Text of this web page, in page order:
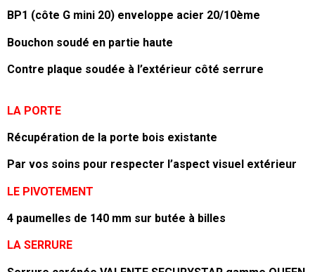
BP1 (côte G mini 20) enveloppe acier 20/10ème
Bouchon soudé en partie haute
Contre plaque soudée à l’extérieur côté serrure
LA PORTE
Récupération de la porte bois existante
Par vos soins pour respecter l’aspect visuel extérieur
LE PIVOTEMENT
4 paumelles de 140 mm sur butée à billes
LA SERRURE